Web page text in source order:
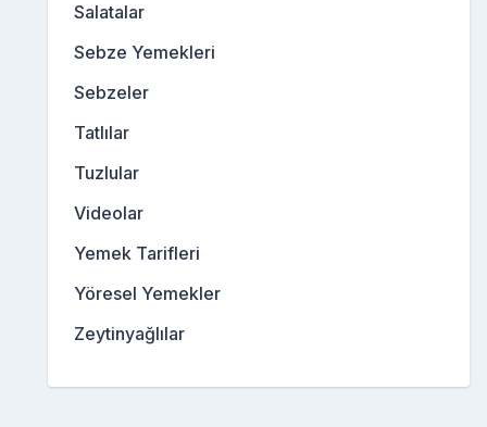
Salatalar
Sebze Yemekleri
Sebzeler
Tatlılar
Tuzlular
Videolar
Yemek Tarifleri
Yöresel Yemekler
Zeytinyağlılar